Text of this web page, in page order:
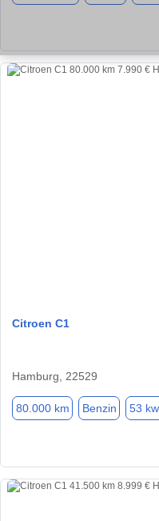
Citroen C1
Hamburg, 22529
80.000 km Benzin 53